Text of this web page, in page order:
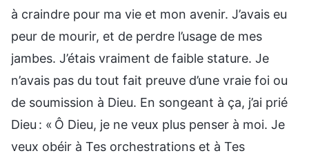
à craindre pour ma vie et mon avenir. J’avais eu
peur de mourir, et de perdre l’usage de mes
jambes. J’étais vraiment de faible stature. Je
n’avais pas du tout fait preuve d’une vraie foi ou
de soumission à Dieu. En songeant à ça, j’ai prié
Dieu : « Ô Dieu, je ne veux plus penser à moi. Je
veux obéir à Tes orchestrations et à Tes